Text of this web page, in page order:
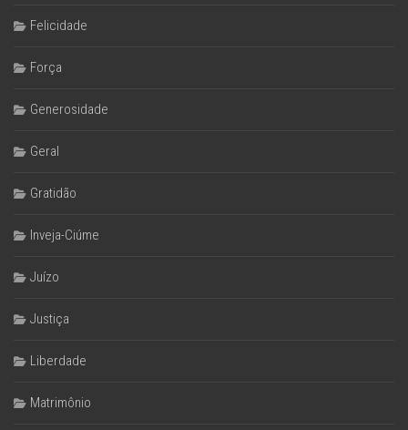
Felicidade
Força
Generosidade
Geral
Gratidão
Inveja-Ciúme
Juízo
Justiça
Liberdade
Matrimônio